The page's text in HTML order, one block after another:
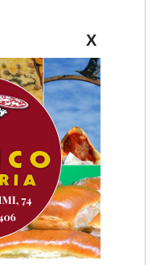
calendario della
Caratese
trasferta a
stasera la
della squadra in
l’Osservatorio
al CASMS:
X